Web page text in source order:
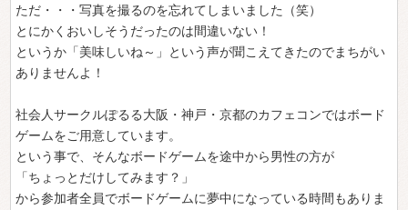
ただ・・・写真を撮るのを忘れてしまいました（笑）
とにかくおいしそうだったのは間違いない！
というか「美味しいね～」という声が聞こえてきたのでまちがい
ありませんよ！
社会人サークルぽるる大阪・神戸・京都のカフェコンではボード
ゲームをご用意しています。
という事で、そんなボードゲームを途中から男性の方が
「ちょっとだけしてみます？」
から参加者全員でボードゲームに夢中になっている時間もありま